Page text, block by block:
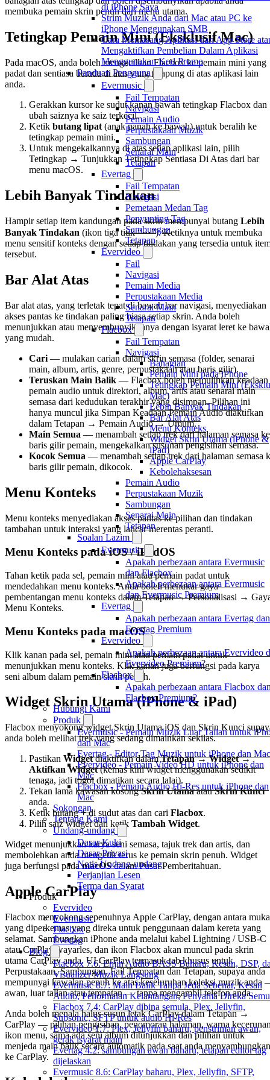
di iPhone Saya
Strim Muzik Anda dari Mac atau PC ke
iPhone Menggunakan SMB
Cara Memasang Aplikasi dari App Store
Mengaktifkan Pembelian Dalam Aplikasi
Menggunakan Kod Promo
Panduan Pengguna
Evermusic
Fail Tempatan
Navigasi
Pemain Audio
Perpustakaan Muzik
Sambungan
Senarai Main
Tetapan
Evertag
Fail Tempatan
Navigasi
Pemetaan Medan Tag
Penyunting Tag
Sambungan
Tetapan
Evervideo
Fail
Navigasi
Pemain Media
Perpustakaan Media
Senarai Main
Tetapan
Flacbox
Fail Tempatan
Navigasi
Bahagian
Pemain Mini pada iPhone
Tetingkap Pemain Mini
Mac)
Lebih Banyak Tindakan
Bar Alat Atas
Menu Konteks
Widget Skrin Utama (iPhone &
iPad)
Apple CarPlay
Kebolehaksesan
Pemain Audio
Perpustakaan Muzik
Sambungan
Senarai Main
Tetapan
Soalan Lazim
Evermusic
Apakah perbezaan antara Evermusic
dan Flacbox
Apakah perbezaan antara Evermusic
dan Evermusic Premium
Evertag
Apakah perbezaan antara Evertag dan
Evertag Premium
Evervideo
Apakah perbezaan antara Evervideo
Evervideo Premium?
Flacbox
Apakah perbezaan antara Flacbox
Flacbox Premium?
Hubungi Kami
Produk
Evermusic - Pemain Muzik Luar Talian untuk
dan Mac
Evertag - Editor Tag Muzik untuk iPhone dan Mac
Evervideo - Pemain Video HD untuk iPhone dan
Mac
Flacbox - Pemain Audio Hi-Res untuk iPhone dan
Mac
Sokongan
Tentang Kami
Undang-undang
Dasar Kuki
Dasar Privasi
Notis Undang-undang
Perjanjian Lesen
Terma dan Syarat
Produk
Evervideo
Evermusic
Flacbox
Evertag
Blog
Flacbox 7.6: Enjin Audio BASS Baharu, Kesan, DSP,
Visualizer Muzik Langsung
Evermusic 8.7: Main Balik Tanpa Jeda Sebenar, Kesan
Audio, Penormalan Kelantangan, Penyama Direka
Flacbox 7.4: CarPlay dibina semula, Plex, Jellyfin,
Subsonic, SFTP untuk audio Hi-Res
Evervideo 1.7: Plex, Jellyfin baharu, penstriman awan,
gerak isyarat main
Evertag 4.2: sambungan awan baharu, tetapan editor tag
dijelaskan
Evermusic 8.6: CarPlay baharu, Plex, Jellyfin, SFTP,
membuka pemain skrin penuh dari menu utama.
Tetingkap Pemain Mini (Eksklusif Mac)
Pada macOS, anda boleh mengecilkan Flacbox ke pemain mini yang
padat dan sentiasa berada di atas yang terapung di atas aplikasi lain
anda.
Gerakkan kursor ke sudut kanan bawah tetingkap Flacbox dan
ubah saiznya ke saiz terkecil.
Ketik butang lipat (anak panah ke bawah) untuk beralih ke
tetingkap pemain mini.
Untuk mengekalkannya di atas setiap aplikasi lain, pilih
Tetingkap → Tunjukkan Tetingkap Sentiasa Di Atas dari bar
menu macOS.
Lebih Banyak Tindakan
Hampir setiap item kandungan pada skrin mempunyai butang Lebih
Banyak Tindakan (ikon tiga titik “⋯”). Ketiknya untuk membuka
menu sensitif konteks dengan setiap tindakan yang tersedia untuk
tersebut.
Bar Alat Atas
Bar alat atas, yang terletak tepat di bawah bar navigasi, menyediakan
akses pantas ke tindakan paling biasa setiap skrin. Anda boleh
menunjukkan atau menyembunyikannya dengan isyarat leret ke
yang mudah.
Cari — mulakan carian dalam skrin semasa (folder, senarai
main, album, artis, genre, perpustakaan atau baris gilir).
Teruskan Main Balik — Flacbox boleh memulihkan keadaan
pemain audio untuk direktori, album, artis atau senarai main
semasa dari kedudukan terakhir yang disimpan. Pilihan ini
hanya muncul jika Simpan Keadaan Pemain Audio diaktifkan
dalam Tetapan → Pemain Audio → Umum.
Main Semua — menambah setiap trek dari halaman semasa ke
baris gilir pemain, mengekalkan susunan pengisihan semasa.
Kocok Semua — menambah setiap trek dari halaman semasa
baris gilir pemain, dikocok.
Menu Konteks
Menu konteks menyediakan akses pantas ke pilihan dan tindakan
tambahan untuk interaksi yang lancar merentas peranti.
Menu Konteks pada iOS / iPadOS
Tahan ketik pada sel, pemain mini atau pemain padat untuk
mendedahkan menu konteks. Anda boleh menukar gaya
pembentangan menu konteks dalam Tetapan → Personalisasi →
Menu Konteks.
Menu Konteks pada macOS
Klik kanan pada sel, pemain mini atau pemain padat untuk
menunjukkan menu konteks. Klik kanan juga berfungsi pada karya
seni album dalam pemain skrin penuh.
Widget Skrin Utama (iPhone & iPad)
Flacbox menyokong widget Skrin Utama iOS dan Skrin Kunci
anda boleh melihat trek yang sedang dimainkan sekilas.
Pastikan Widgetdiaktifkan dalamTetapan → Widget →
Aktifkan Widget(kemas kini widget menggunakan sedikit
tenaga, jadi togol dimatikan secara lalai).
Tekan lama kawasan kosongSkrin UtamaatauSkrin Kunci
anda.
Ketik butang+di sudut atas dan cari Flacbox.
Pilih saiz widget dan ketik Tambah Widget.
Widget menunjukkan karya seni semasa, tajuk trek dan artis, dan
membolehkan anda mengetik terus ke pemain skrin penuh. Widget
juga berfungsi padamacOSdalam Pusat Pemberitahuan.
Apple CarPlay
Flacbox menyokong sepenuhnya Apple CarPlay, dengan antara muka
yang diperkemas yang direka untuk penggunaan dalam kereta yang
selamat. Sambungkan iPhone anda melalui kabel Lightning / USB-C
atau CarPlay wayarles, dan ikon Flacbox akan muncul pada skrin
utama CarPlay anda. UI CarPlay termasuk tab khusus untuk
Perpustakaan, Sambungan, Fail Tempatan dan Tetapan, supaya anda
mempunyai kawalan penuh ke atas keseluruhan koleksi muzik anda
awan, luar talian atau tempatan — tanpa mengambil telefon anda.
Anda boleh menala halus susun letak CarPlay dalam Tetapan →
CarPlay — pilihan pengisihan, penomoran halaman, warna
ikon menu, sama ada seni album ditunjukkan dan pilihan untuk
menjeda main balik secara automatik pada saat anda menyambungkan
ke CarPlay.